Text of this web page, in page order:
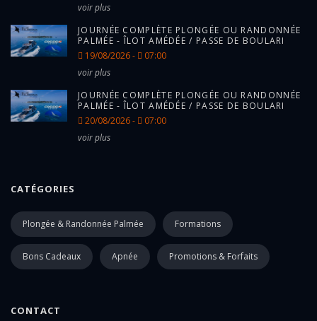
voir plus
JOURNÉE COMPLÈTE PLONGÉE OU RANDONNÉE
PALMÉE - ÎLOT AMÉDÉE / PASSE DE BOULARI
19/08/2026 -
07:00
voir plus
JOURNÉE COMPLÈTE PLONGÉE OU RANDONNÉE
PALMÉE - ÎLOT AMÉDÉE / PASSE DE BOULARI
20/08/2026 -
07:00
voir plus
CATÉGORIES
Plongée & Randonnée Palmée Formations
Bons Cadeaux Apnée Promotions & Forfaits
CONTACT